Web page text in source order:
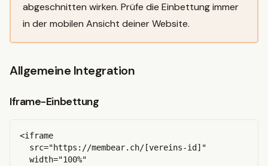
abgeschnitten wirken. Prüfe die Einbettung immer
in der mobilen Ansicht deiner Website.
Allgemeine Integration
Iframe-Einbettung
<iframe
  src="https://membear.ch/[vereins-id]"
  width="100%"